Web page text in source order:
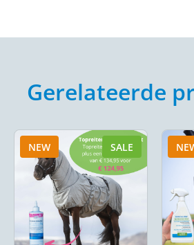
Gerelateerde
NEW SALE